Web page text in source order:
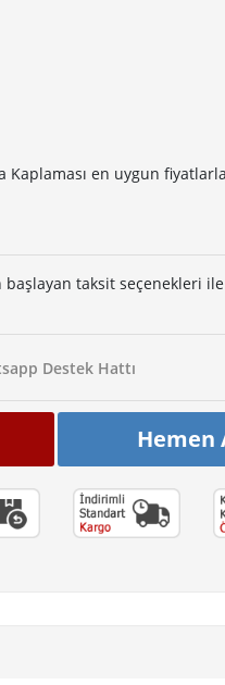
Kaplaması en uygun
başlayan taksit seçenekleri ile
Destek Hattı
Hemen